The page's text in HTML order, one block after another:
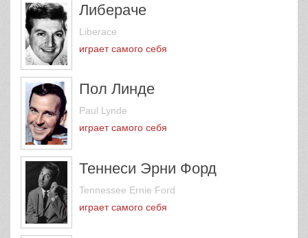
Либераче
Liberace
играет самого себя
Пол Линде
Paul Lynde
играет самого себя
Теннеси Эрни Форд
Tennessee Ernie Ford
играет самого себя